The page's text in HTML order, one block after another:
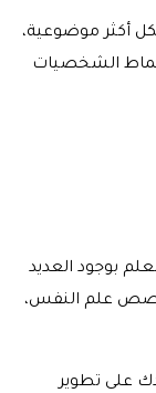
أكثر موضوعية،
الشخصيات
بوجود العديد
علم النفس،
على تطوير